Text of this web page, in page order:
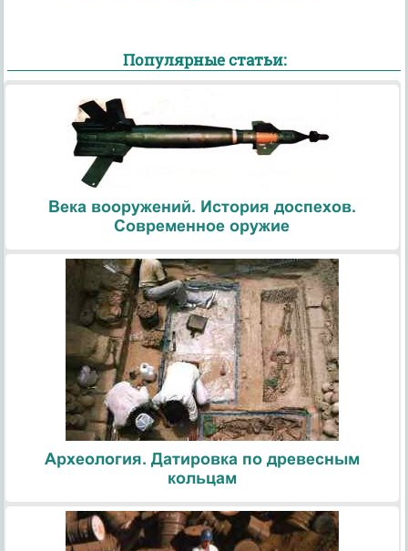
Популярные статьи:
Века вооружений. История доспехов.
Современное оружие
Археология. Датировка по древесным
кольцам